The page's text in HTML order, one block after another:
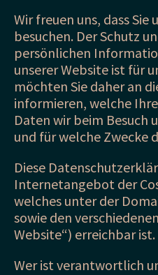
Wir freuen uns, dass Sie
besuchen. Der Schutz
persönlichen
unserer Website ist für
möchten Sie daher an
informieren, welche
Daten wir beim Besuch
und für welche Zwecke
Diese
Internetangebot der
welches unter der
sowie den
Website“) erreichbar ist.
Wer ist verantwortlich